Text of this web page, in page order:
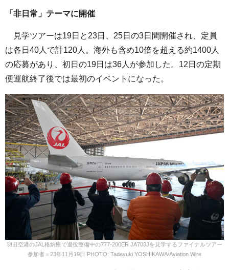
「非日常」テーマに開催
見学ツアーは19日と23日、25日の3日間開催され、定員
は各日40人で計120人。海外も含め10倍を超える約1400人
の応募があり、初日の19日は36人が参加した。12日の定期
便運航終了後では最初のイベントになった。
羽田空港のJAL格納庫で退役整備中の777-200ER JA703Jを見学するファイナルツアー
参加者＝23年11月19日 PHOTO: Tadayuki YOSHIKAWA/Aviation Wire